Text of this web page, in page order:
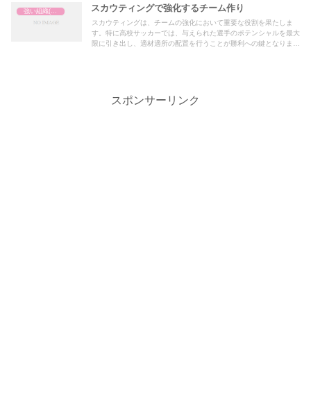
スカウティングで強化するチーム作り
スカウティングは、チームの強化において重要な役割を果たしま
す。特に高校サッカーでは、与えられた選手のポテンシャルを最大
限に引き出し、適材適所の配置を行うことが勝利への鍵となりま
スポンサーリンク